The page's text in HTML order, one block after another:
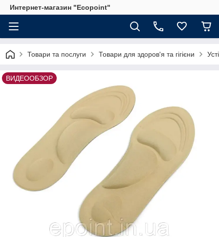
Интернет-магазин "Ecopoint"
Товари та послуги Товари для здоров'я та гігієни
ВИДЕООБЗОР